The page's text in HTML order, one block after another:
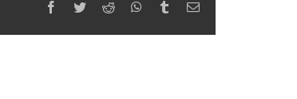
Facebook
TwitterReddit WhatsApp
TumblrEmail